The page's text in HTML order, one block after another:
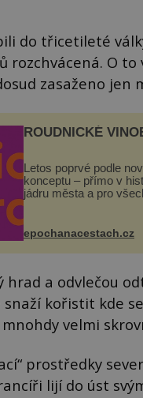
do třicetileté
rozchvácená. O
zasaženo jen
ROUDNICKÉ
Letos poprvé podle
konceptu – přímo v
jádru města a pro
náměstí. Návštěvníci
těšit na víno, burčák,
epochanacestach.cz
hrad a odvlečou
snaží kořistit kde
velmi
prostředky
lijí do úst